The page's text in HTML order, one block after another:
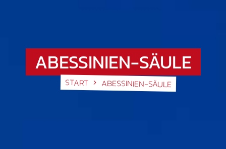
ABESSINIEN-SÄULE
START ABESSINIEN-SÄULE